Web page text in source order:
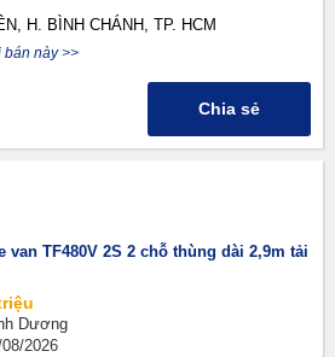
H. BÌNH CHÁNH, TP. HCM
bán này >>
Chia sẻ
van TF480V 2S 2 chỗ thùng dài 2,9m tải
Dương
08/2026